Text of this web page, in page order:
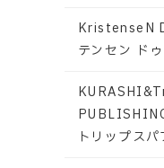
KristenseN
テンセン ド
トリップス